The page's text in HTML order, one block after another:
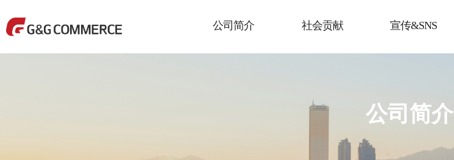
公司简介 社会贡献 宣传&SNS
公司简介